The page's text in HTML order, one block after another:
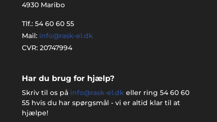
4930 Maribo
Tlf.: 54 60 60 55
Mail: info@rask-el.dk
CVR: 20747994
Har du brug for hjælp?
Skriv til os på info@rask-el.dk eller ring 54 60 60
55hvis du har spørgsmål - vi er altid klar til at
hjælpe!